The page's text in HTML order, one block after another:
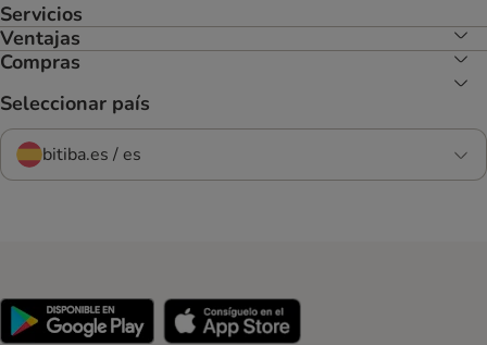
Servicios
Ventajas
Compras
Seleccionar país
bitiba.es / es